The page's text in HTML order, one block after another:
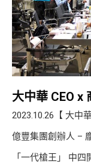
大中華 CEO x
2023.10.26【 大中
億豐集團創辦人 –
「一代槍王」 中